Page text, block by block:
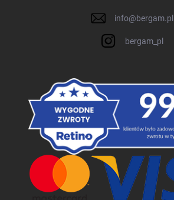
info@bergam.pl
bergam_pl